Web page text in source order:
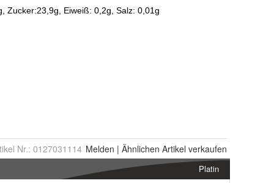
Nr.: 0127031114 Melden | Ähnlichen Artikel verkaufen
Platin